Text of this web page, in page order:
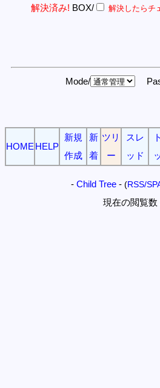
解決済み! BOX/ 解決したらチ
Mode/
HOME HELP
新規
作成
新
着
ツリ
ー
スレ
ッド
- Child Tree - (RSS/
現在の閲覧数